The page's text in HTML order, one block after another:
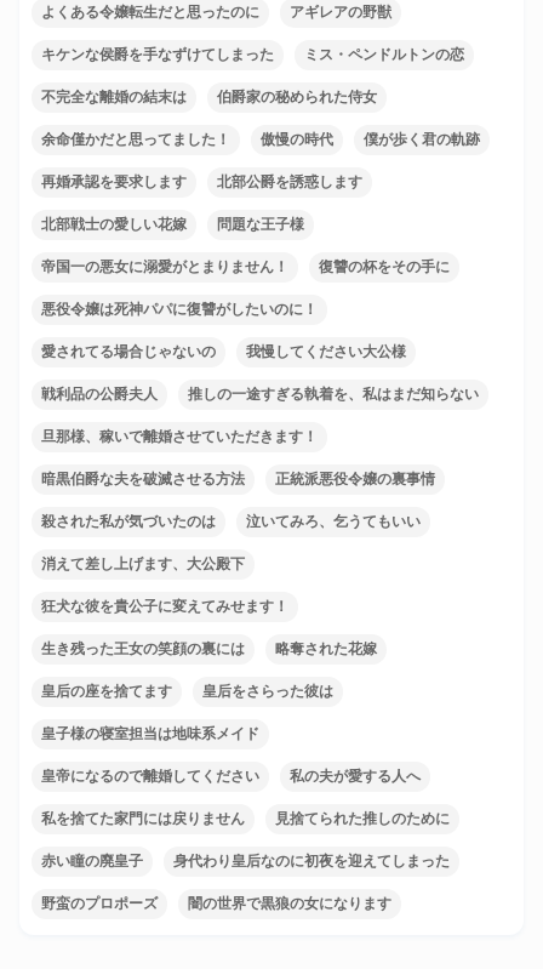
よくある令嬢転生だと思ったのに アギレアの野獣
キケンな侯爵を手なずけてしまった ミス・ペンドルトンの恋
不完全な離婚の結末は 伯爵家の秘められた侍女
余命僅かだと思ってました！ 傲慢の時代 僕が歩く君の軌跡
再婚承認を要求します 北部公爵を誘惑します
北部戦士の愛しい花嫁 問題な王子様
帝国一の悪女に溺愛がとまりません！ 復讐の杯をその手に
悪役令嬢は死神パパに復讐がしたいのに！
愛されてる場合じゃないの 我慢してください大公様
戦利品の公爵夫人 推しの一途すぎる執着を、私はまだ知らない
旦那様、稼いで離婚させていただきます！
暗黒伯爵な夫を破滅させる方法 正統派悪役令嬢の裏事情
殺された私が気づいたのは 泣いてみろ、乞うてもいい
消えて差し上げます、大公殿下
狂犬な彼を貴公子に変えてみせます！
生き残った王女の笑顔の裏には 略奪された花嫁
皇后の座を捨てます 皇后をさらった彼は
皇子様の寝室担当は地味系メイド
皇帝になるので離婚してください 私の夫が愛する人へ
私を捨てた家門には戻りません 見捨てられた推しのために
赤い瞳の廃皇子 身代わり皇后なのに初夜を迎えてしまった
野蛮のプロポーズ 闇の世界で黒狼の女になります